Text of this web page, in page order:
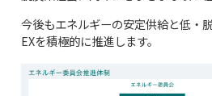
今後もエネルギーの安定供給と低・
EXを積極的に推進します。